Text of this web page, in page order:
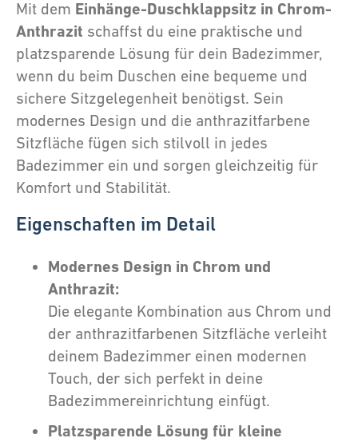
Mit dem Einhänge-Duschklappsitz in Chrom-
Anthrazit schaffst du eine praktische und
platzsparende Lösung für dein Badezimmer,
wenn du beim Duschen eine bequeme und
sichere Sitzgelegenheit benötigst. Sein
modernes Design und die anthrazitfarbene
Sitzfläche fügen sich stilvoll in jedes
Badezimmer ein und sorgen gleichzeitig für
Komfort und Stabilität.
Eigenschaften im Detail
Modernes Design in Chrom und
Anthrazit:
Die elegante Kombination aus Chrom und
der anthrazitfarbenen Sitzfläche verleiht
deinem Badezimmer einen modernen
Touch, der sich perfekt in deine
Badezimmereinrichtung einfügt.
Platzsparende Lösung für kleine